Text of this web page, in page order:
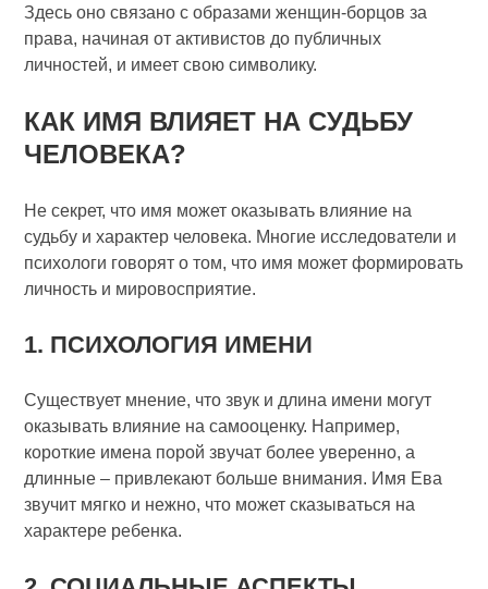
Здесь оно связано с образами женщин-борцов за
права, начиная от активистов до публичных
личностей, и имеет свою символику.
КАК ИМЯ ВЛИЯЕТ НА СУДЬБУ
ЧЕЛОВЕКА?
Не секрет, что имя может оказывать влияние на
судьбу и характер человека. Многие исследователи и
психологи говорят о том, что имя может формировать
личность и мировосприятие.
1. ПСИХОЛОГИЯ ИМЕНИ
Существует мнение, что звук и длина имени могут
оказывать влияние на самооценку. Например,
короткие имена порой звучат более уверенно, а
длинные – привлекают больше внимания. Имя Ева
звучит мягко и нежно, что может сказываться на
характере ребенка.